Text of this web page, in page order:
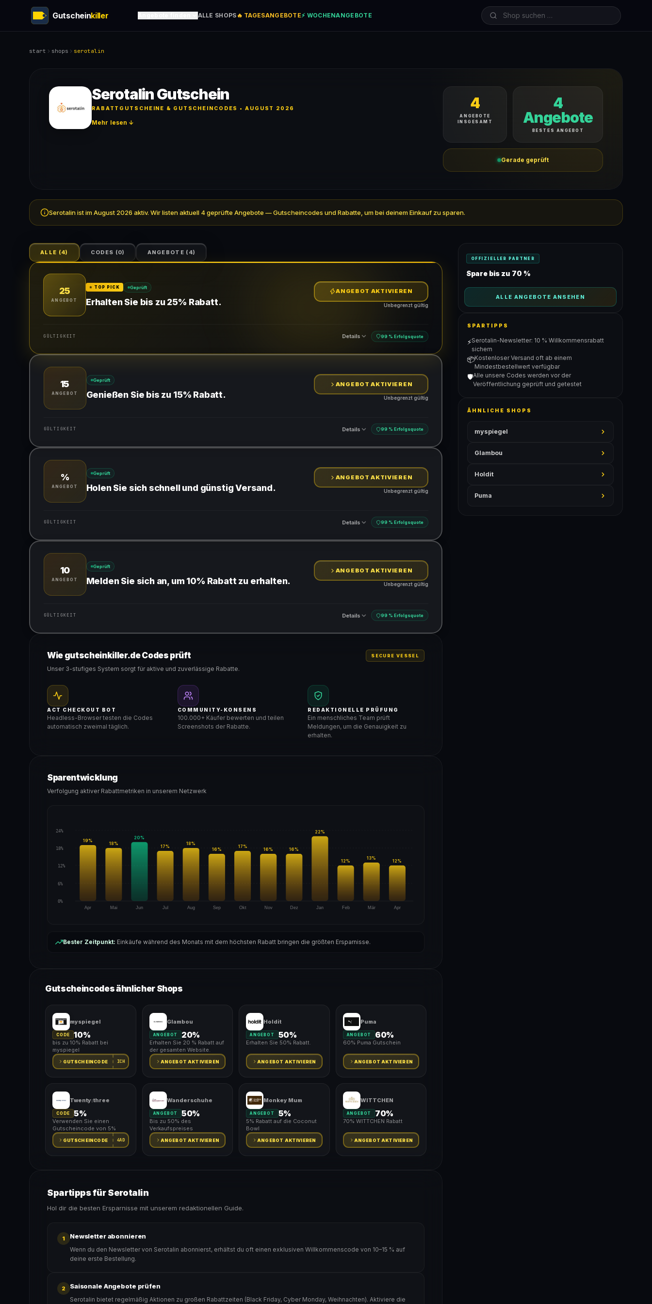
Gutscheinkiller ALLE SHOPS 🔥 TAGESANGEBOTE⚡ WOCHENANGEBOTE
start shops serotalin
Serotalin Gutschein
RABATTGUTSCHEINE & GUTSCHEINCODES • AUGUST 2026
Mehr lesen ↓
4
ANGEBOTE
INSGESAMT
4
Angebote
BESTES ANGEBOT
Gerade geprüft
Serotalin ist im August 2026 aktiv. Wir listen aktuell 4 geprüfte Angebote — Gutscheincodes und Rabatte, um bei deinem Einkauf zu sparen.
ALLE (4) CODES (0) ANGEBOTE ( 4)
25
ANGEBOT
⭐ TOP PICK Geprüft
Erhalten Sie bis zu 25% Rabatt.
ANGEBOT AKTIVIEREN
Unbegrenzt gültig
GÜLTIGKEIT Details 99 % Erfolgsquote
Gültig für teilnehmende Produkte
15
ANGEBOT
Geprüft
Genießen Sie bis zu 15% Rabatt.
ANGEBOT AKTIVIEREN
Unbegrenzt gültig
GÜLTIGKEIT Details 99 % Erfolgsquote
Gültig für teilnehmende Produkte
%
ANGEBOT
Geprüft
Holen Sie sich schnell und günstig Versand.
ANGEBOT AKTIVIEREN
Unbegrenzt gültig
GÜLTIGKEIT Details 99 % Erfolgsquote
Gültig für teilnehmende Produkte
10
ANGEBOT
Geprüft
Melden Sie sich an, um 10% Rabatt zu erhalten.
ANGEBOT AKTIVIEREN
Unbegrenzt gültig
GÜLTIGKEIT Details 99 % Erfolgsquote
Gültig für teilnehmende Produkte
Wie gutscheinkiller.de Codes prüft
Unser 3-stufiges System sorgt für aktive und zuverlässige Rabatte.
SECURE VESSEL
ACT CHECKOUT BOT
Headless-Browser testen die Codes
automatisch zweimal täglich.
COMMUNITY-KONSENS
100.000+ Käufer bewerten und teilen
Screenshots der Rabatte.
REDAKTIONELLE PRÜFUNG
Ein menschliches Team prüft
Meldungen, um die Genauigkeit zu
erhalten.
Sparentwicklung
Verfolgung aktiver Rabattmetriken in unserem Netzwerk
24%
18%
12%
6%
0%
Apr
19%
Mai
18%
Jun
20%
Jul
17%
Aug
18%
Sep
16%
Okt
17%
Nov
16%
Dez
16%
Jan
22%
Feb
12%
Mär
13%
Apr
12%
Bester Zeitpunkt: Einkäufe während des Monats mit dem höchsten Rabatt bringen die größten Ersparnisse.
Gutscheincodes ähnlicher Shops
myspiegel
CODE 10%
bis zu 10% Rabatt bei
myspiegel
GUTSCHEINCODE ICH
Glambou
ANGEBOT 20%
Erhalten Sie 20 % Rabatt auf
der gesamten Website.
ANGEBOT AKTIVIEREN
Holdit
ANGEBOT 50%
Erhalten Sie 50% Rabatt.
ANGEBOT AKTIVIEREN
Puma
ANGEBOT 60%
60% Puma Gutschein
ANGEBOT AKTIVIEREN
Twenty:three
CODE 5%
Verwenden Sie einen
Gutscheincode von 5%
GUTSCHEINCODE 4AD
Wanderschuhe
ANGEBOT 50%
Bis zu 50% des
Verkaufspreises
ANGEBOT AKTIVIEREN
Monkey Mum
ANGEBOT 5%
5% Rabatt auf die Coconut
Bowl
ANGEBOT AKTIVIEREN
WITTCHEN
ANGEBOT 70%
70% WITTCHEN Rabatt
ANGEBOT AKTIVIEREN
Spartipps für Serotalin
Hol dir die besten Ersparnisse mit unserem redaktionellen Guide.
1 Newsletter abonnieren
Wenn du den Newsletter von Serotalin abonnierst, erhältst du oft einen exklusiven Willkommenscode von 10–15 % auf
deine erste Bestellung.
2 Saisonale Angebote prüfen
Serotalin bietet regelmäßig Aktionen zu großen Rabattzeiten (Black Friday, Cyber Monday, Weihnachten). Aktiviere die
OFFIZIELLER PARTNER
Spare bis zu 70 %
ALLE ANGEBOTE ANSEHEN
SPARTIPPS
⚡Serotalin-Newsletter: 10 % Willkommensrabatt
sichern
📦Kostenloser Versand oft ab einem
Mindestbestellwert verfügbar
🛡️Alle unsere Codes werden vor der
Veröffentlichung geprüft und getestet
ÄHNLICHE SHOPS
myspiegel
Glambou
Holdit
Puma